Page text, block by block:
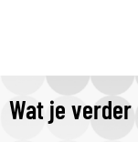
Wat je